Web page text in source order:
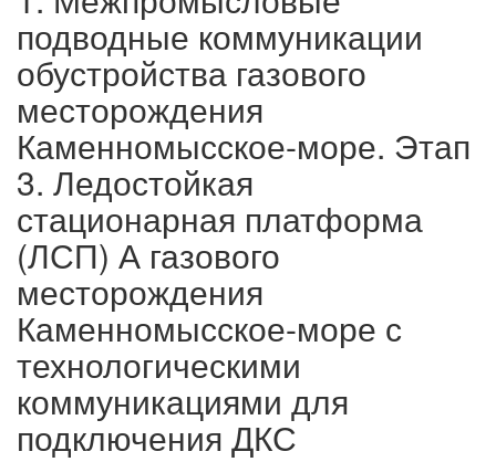
подводные коммуникации
обустройства газового
месторождения
Каменномысское-море. Этап
3. Ледостойкая
стационарная платформа
(ЛСП) А газового
месторождения
Каменномысское-море с
технологическими
коммуникациями для
подключения ДКС